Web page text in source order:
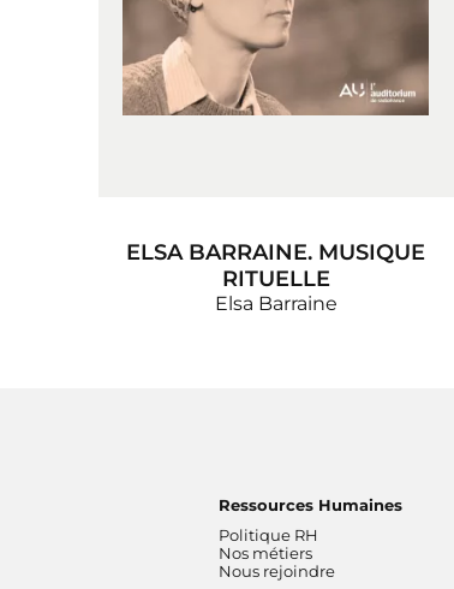
ELSA BARRAINE. MUSIQUE
RITUELLE
Elsa Barraine
Ressources Humaines
Politique RH
Nos métiers
Nous rejoindre